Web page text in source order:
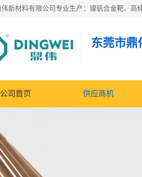
东莞市鼎
公司首页 供应商机